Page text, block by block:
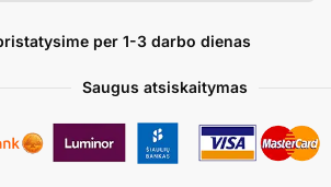
per 1-3 darbo dienas
Saugus atsiskaitymas